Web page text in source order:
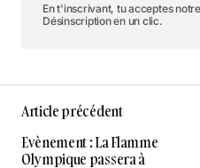
En t'inscrivant, tu acceptes notre
Désinscription en un clic.
Article précédent
Evènement : La Flamme
Olympique passera à